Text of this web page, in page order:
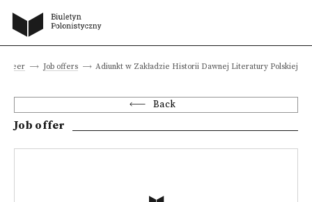
Job offers Adiunkt w Zakładzie Historii Dawnej Literatury Polskiej
Back
Job offer